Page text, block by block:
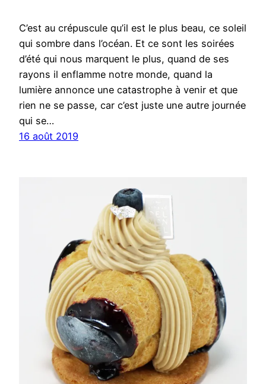
C’est au crépuscule qu’il est le plus beau, ce soleil
qui sombre dans l’océan. Et ce sont les soirées
d’été qui nous marquent le plus, quand de ses
rayons il enflamme notre monde, quand la
lumière annonce une catastrophe à venir et que
rien ne se passe, car c’est juste une autre journée
qui se…
16 août 2019